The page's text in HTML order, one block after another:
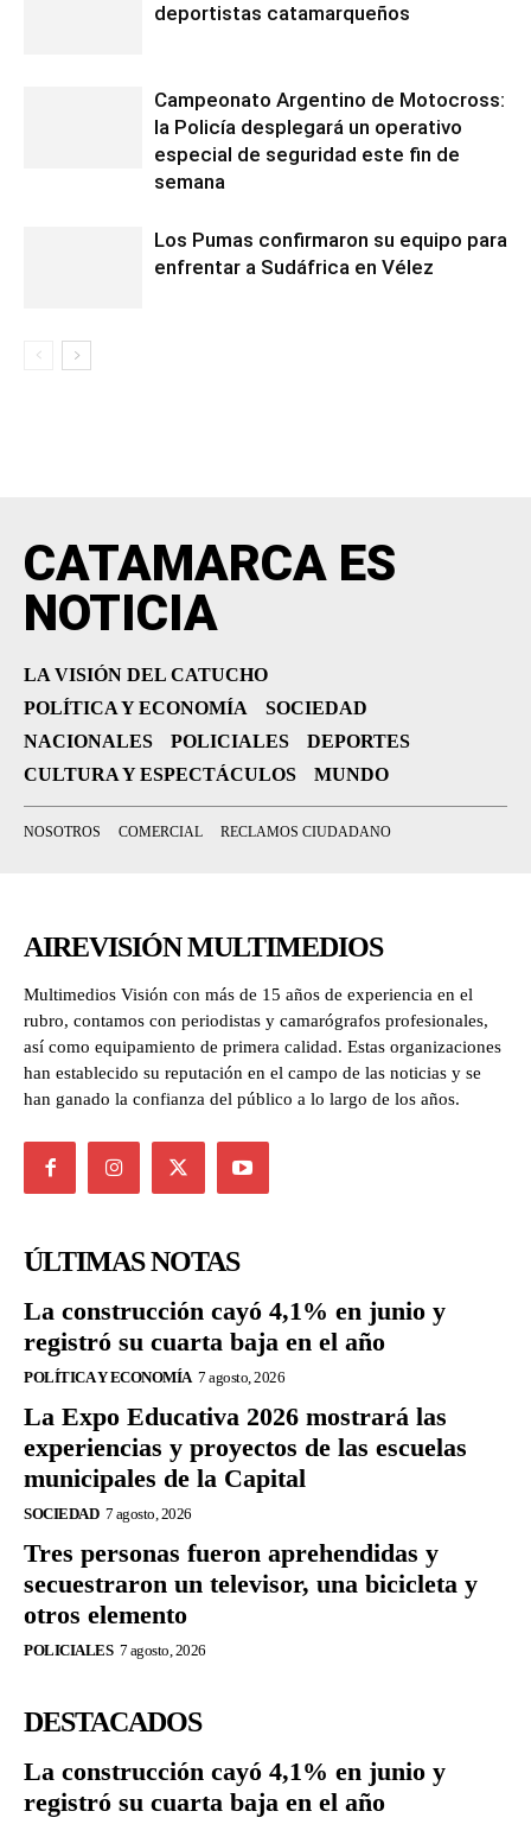
deportistas catamarqueños
Campeonato Argentino de Motocross:
la Policía desplegará un operativo
especial de seguridad este fin de
semana
Los Pumas confirmaron su equipo para
enfrentar a Sudáfrica en Vélez
CATAMARCA ES
NOTICIA
LA VISIÓN DEL CATUCHO
POLÍTICA Y ECONOMÍA
SOCIEDAD
NACIONALES
POLICIALES
DEPORTES
CULTURA Y ESPECTÁCULOS
MUNDO
NOSOTROS COMERCIAL RECLAMOS CIUDADANO
AIREVISIÓN MULTIMEDIOS
Multimedios Visión con más de 15 años de experiencia en el
rubro, contamos con periodistas y camarógrafos profesionales,
así como equipamiento de primera calidad. Estas organizaciones
han establecido su reputación en el campo de las noticias y se
han ganado la confianza del público a lo largo de los años.
ÚLTIMAS NOTAS
La construcción cayó 4,1% en junio y
registró su cuarta baja en el año
POLÍTICA Y ECONOMÍA 7 agosto, 2026
La Expo Educativa 2026 mostrará las
experiencias y proyectos de las escuelas
municipales de la Capital
SOCIEDAD 7 agosto, 2026
Tres personas fueron aprehendidas y
secuestraron un televisor, una bicicleta y
otros elemento
POLICIALES 7 agosto, 2026
DESTACADOS
La construcción cayó 4,1% en junio y
registró su cuarta baja en el año